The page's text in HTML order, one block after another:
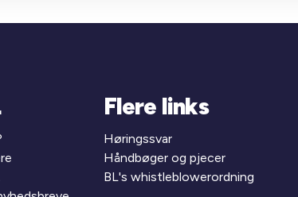
Flere links
Høringssvar
Håndbøger og pjecer
BL's whistleblowerordning